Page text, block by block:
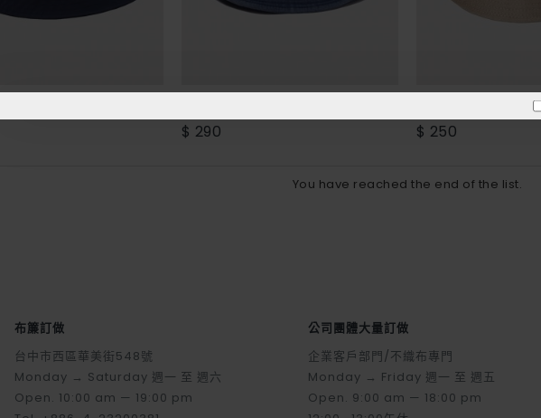
$ 290
純棉漁夫帽 |起訂量3
$ 250
You have reached the end of the list.
布簾訂做
台中市西區華美街548號
Monday → Saturday 週一 至 週六
Open. 10:00 am — 19:00 pm
公司團體大量訂做
企業客戶部門/不織布專門
Monday → Friday 週一 至 週五
Open. 9:00 am — 18:00 pm